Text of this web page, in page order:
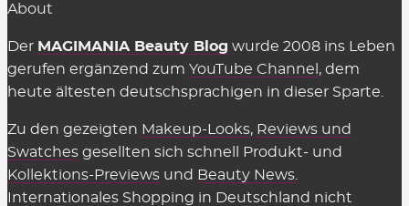
About
Der MAGIMANIA Beauty Blog wurde 2008 ins Leben
gerufen ergänzend zum YouTube Channel , dem
heute ältesten deutschsprachigen in dieser Sparte.
Zu den gezeigten Makeup-Looks, Reviews und
Swatches gesellten sich schnell Produkt- und
Kollektions-Previews und Beauty News
Internationales Shopping in Deutschland nicht